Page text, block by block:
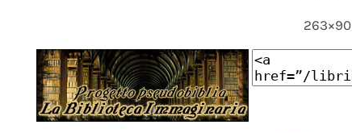
263×90